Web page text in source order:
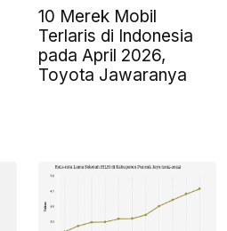
10 Merek Mobil
Terlaris di Indonesia
pada April 2026,
Toyota Jawaranya